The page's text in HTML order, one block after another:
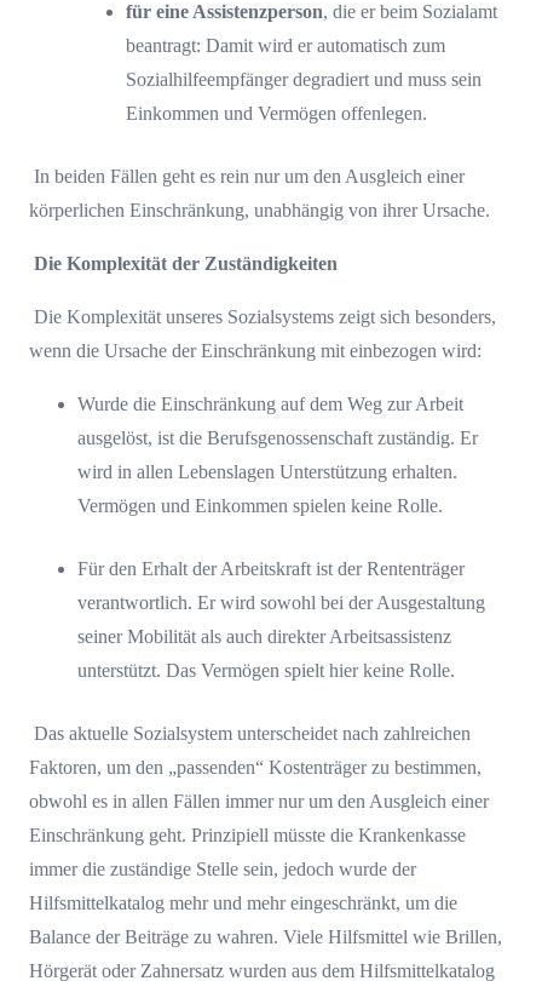
für eine Assistenzperson, die er beim Sozialamt
beantragt: Damit wird er automatisch zum
Sozialhilfeempfänger degradiert und muss sein
Einkommen und Vermögen offenlegen.
In beiden Fällen geht es rein nur um den Ausgleich einer
körperlichen Einschränkung, unabhängig von ihrer Ursache.
Die Komplexität der Zuständigkeiten
Die Komplexität unseres Sozialsystems zeigt sich besonders,
wenn die Ursache der Einschränkung mit einbezogen wird:
Wurde die Einschränkung auf dem Weg zur Arbeit
ausgelöst, ist die Berufsgenossenschaft zuständig. Er
wird in allen Lebenslagen Unterstützung erhalten.
Vermögen und Einkommen spielen keine Rolle.
Für den Erhalt der Arbeitskraft ist der Rententräger
verantwortlich. Er wird sowohl bei der Ausgestaltung
seiner Mobilität als auch direkter Arbeitsassistenz
unterstützt. Das Vermögen spielt hier keine Rolle.
Das aktuelle Sozialsystem unterscheidet nach zahlreichen
Faktoren, um den „passenden“ Kostenträger zu bestimmen,
obwohl es in allen Fällen immer nur um den Ausgleich einer
Einschränkung geht. Prinzipiell müsste die Krankenkasse
immer die zuständige Stelle sein, jedoch wurde der
Hilfsmittelkatalog mehr und mehr eingeschränkt, um die
Balance der Beiträge zu wahren. Viele Hilfsmittel wie Brillen,
Hörgerät oder Zahnersatz wurden aus dem Hilfsmittelkatalog